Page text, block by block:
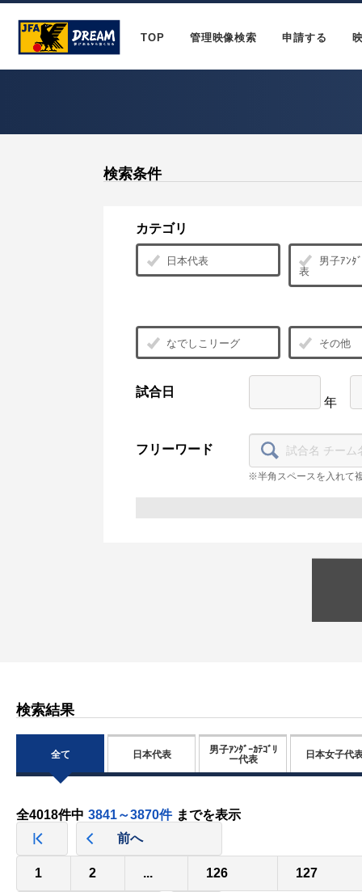
TOP 管理映像検索 申請する
検索条件
カテゴリ
日本代表
男子ｱﾝﾀ
表
なでしこリーグ その他
試合日
年
フリーワード
※半角スペースを入れて
検索結果
全て 日本代表
男子ｱﾝﾀﾞｰｶﾃｺﾞﾘ
ー代表
日本女子代
全4018件中 3841～3870件 までを表示
前へ
1 2 ... 126 127